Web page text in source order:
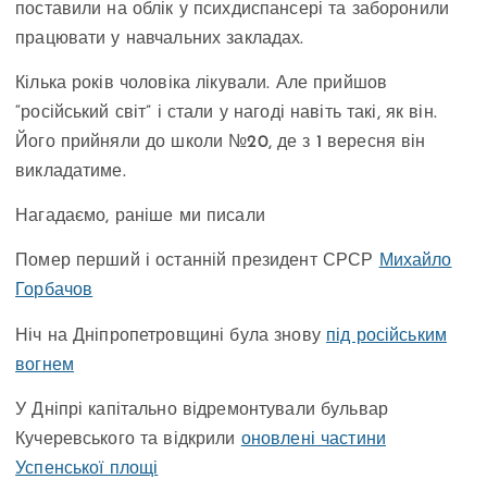
поставили на облік у психдиспансері та заборонили
працювати у навчальних закладах.
Кілька років чоловіка лікували. Але прийшов
“російський світ” і стали у нагоді навіть такі, як він.
Його прийняли до школи №20, де з 1 вересня він
викладатиме.
Нагадаємо, раніше ми писали
Помер перший і останній президент СРСР Михайло
Горбачов
Ніч на Дніпропетровщині була знову під російським
вогнем
У Дніпрі капітально відремонтували бульвар
Кучеревського та відкрили оновлені частини
Успенської площі